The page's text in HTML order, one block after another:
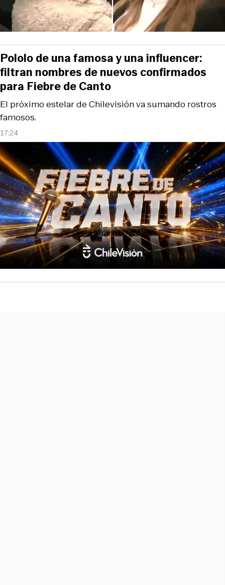
17:24
El próximo estelar de Chilevisión va sumando rostros
famosos.
Pololo de una famosa y una influencer:
filtran nombres de nuevos confirmados
para Fiebre de Canto